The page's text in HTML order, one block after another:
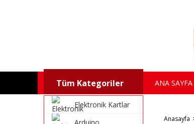
Tüm Kategoriler
Elektronik Kartlar
ANA SAYFA
Anasayfa